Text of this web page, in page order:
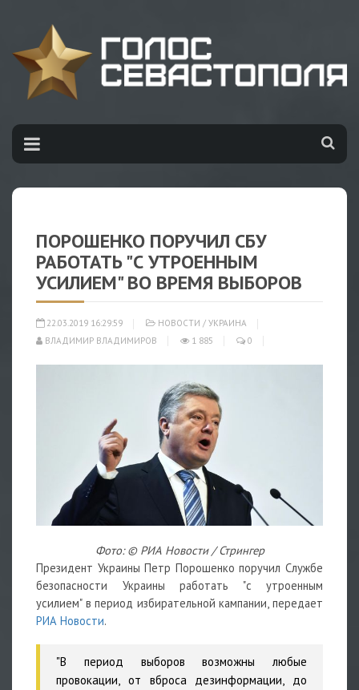
ПОРОШЕНКО ПОРУЧИЛ СБУ
РАБОТАТЬ "С УТРОЕННЫМ
УСИЛИЕМ" ВО ВРЕМЯ ВЫБОРОВ
22.03.2019 16:29:59 НОВОСТИ / УКРАИНА
ВЛАДИМИР ВЛАДИМИРОВ
1 885 0
Фото: © РИА Новости / Стрингер
Президент Украины Петр Порошенко поручил Службе
безопасности Украины работать "с утроенным
усилием" в период избирательной кампании, передает
РИА Новости.
"В период выборов возможны любые
провокации, от вброса дезинформации, до